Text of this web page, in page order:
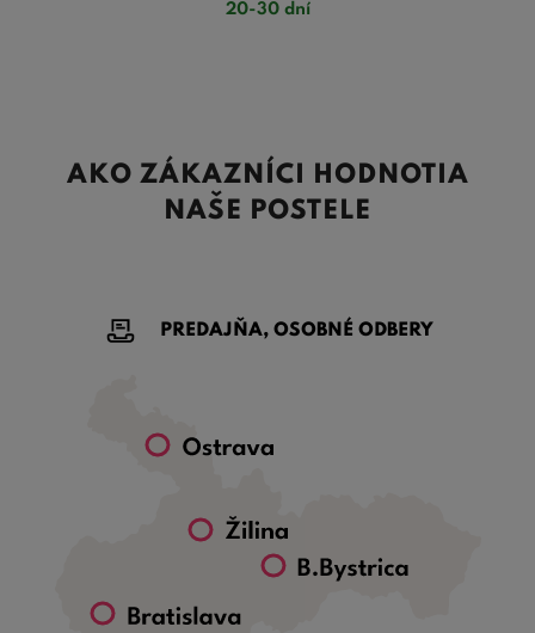
20-30 dní
AKO ZÁKAZNÍCI HODNOTIA
NAŠE POSTELE
PREDAJŇA, OSOBNÉ ODBERY